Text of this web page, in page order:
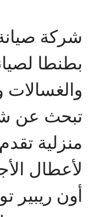
شركة
بطنطا
والغسالات
تبحث عن
منزلية
لأعطال
أون ريبير